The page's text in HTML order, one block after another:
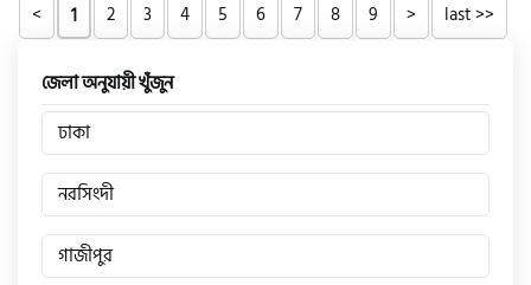
< 1 2 3 4 5 6 7 8 9 > last >>
জেলা অনুযায়ী খুঁজুন
ঢাকা
নরসিংদী
গাজীপুর